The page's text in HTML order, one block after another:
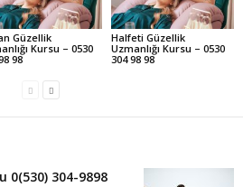
Güzellik
Kursu – 0530
98
Halfeti Güzellik
Uzmanlığı Kursu – 0530
304 98 98
0(530) 304-9898